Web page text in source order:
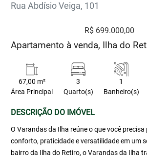
Rua Abdísio Veiga, 101
R$ 699.000,00
Apartamento à venda, Ilha do
67,00 m²
Área Principal
3
Quarto(s)
1
Banheiro(s)
DESCRIÇÃO DO IMÓVEL
O Varandas da Ilha reúne o que você
conforto, praticidade e versatilidade em um
bairro da Ilha do Retiro, o Varandas da Ilha